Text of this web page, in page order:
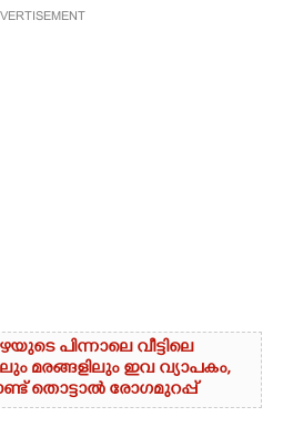
പിന്നാലെ വീട്ടിലെ
മരങ്ങളിലും ഇവ വ്യാപകം,
തൊട്ടാൽ രോഗമുറപ്പ്